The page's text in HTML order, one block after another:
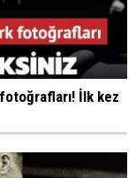
İlk kez